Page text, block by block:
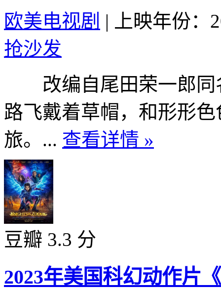
欧美电视剧 |
上映年份：
抢沙发
改编自尾田荣一郎同
路飞戴着草帽，和形形
旅。... 查看详情 »
豆瓣 3.3 分
2023年美国科幻动作片